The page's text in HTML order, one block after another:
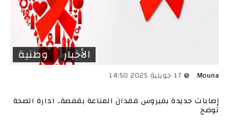
الأخبار وطنية
Mouna
إصابات جديدة بفيروس فقدان المناعة بقفصة.. ادارة الصحة
توضح